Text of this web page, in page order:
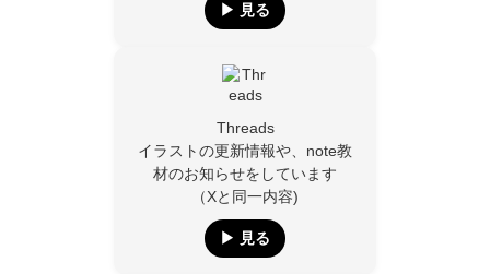
▶︎ 見る
Threads
イラストの更新情報や、note教
材のお知らせをしています
（Xと同一内容)
▶︎ 見る